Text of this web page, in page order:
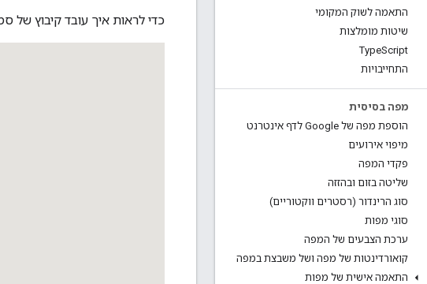
התאמה לשוק המקומי
שיטות מומלצות
TypeScript
התחייבויות
מפה בסיסית
הוספת מפה של Google לדף אינטרנט
מיפוי אירועים
פקדי המפה
שליטה בזום ובהזזה
סוג הרינדור (רסטרים ווקטוריים)
סוגי מפות
ערכת הצבעים של המפה
קואורדינטות של מפה ושל משבצת במפה
התאמה אישית של מפות
כדי לראות איך עובד קיבוץ של